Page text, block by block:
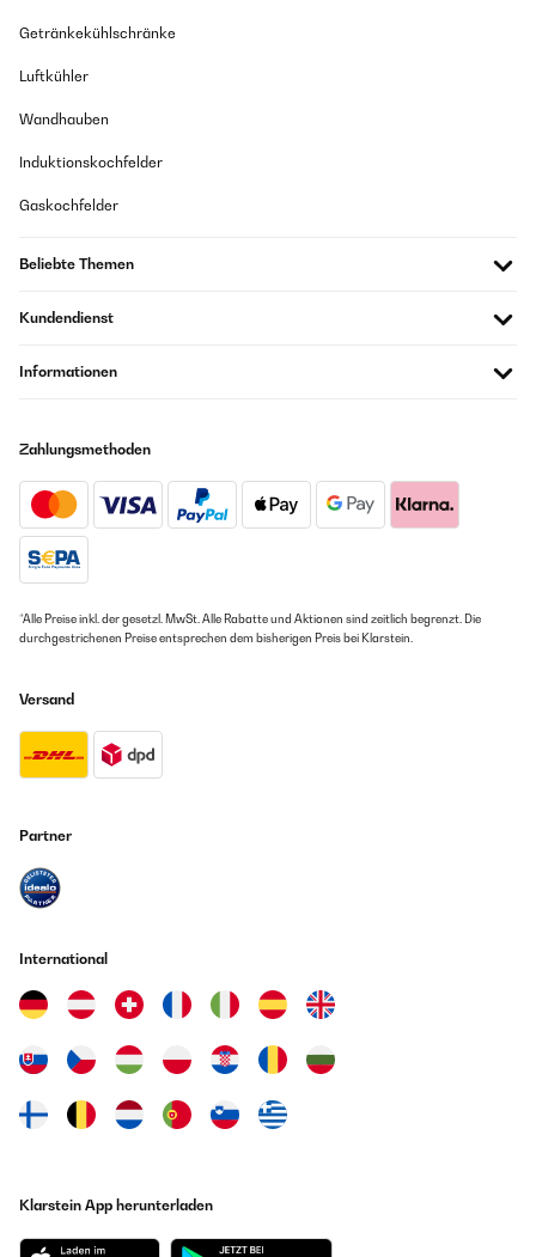
Getränkekühlschränke
Luftkühler
Wandhauben
Induktionskochfelder
Gaskochfelder
Beliebte Themen
Kundendienst
Informationen
Zahlungsmethoden
*Alle Preise inkl. der gesetzl. MwSt. Alle Rabatte und Aktionen sind zeitlich begrenzt. Die
durchgestrichenen Preise entsprechen dem bisherigen Preis bei Klarstein.
Versand
Partner
International
Klarstein App herunterladen